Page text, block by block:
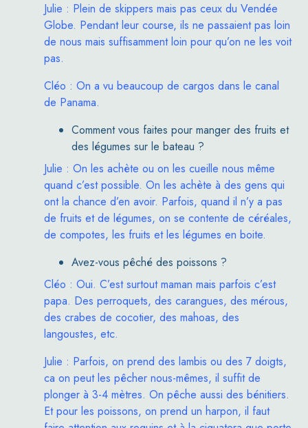
Julie : Plein de skippers mais pas ceux du Vendée
Globe. Pendant leur course, ils ne passaient pas loin
de nous mais suffisamment loin pour qu’on ne les voit
pas.
Cléo : On a vu beaucoup de cargos dans le canal
de Panama.
Comment vous faites pour manger des fruits et
des légumes sur le bateau ?
Julie : On les achète ou on les cueille nous même
quand c’est possible. On les achète à des gens qui
ont la chance d’en avoir. Parfois, quand il n’y a pas
de fruits et de légumes, on se contente de céréales,
de compotes, les fruits et les légumes en boite.
Avez-vous pêché des poissons ?
Cléo : Oui. C’est surtout maman mais parfois c’est
papa. Des perroquets, des carangues, des mérous,
des crabes de cocotier, des mahoas, des
langoustes, etc.
Julie : Parfois, on prend des lambis ou des 7 doigts,
ca on peut les pêcher nous-mêmes, il suffit de
plonger à 3-4 mètres. On pêche aussi des bénitiers.
Et pour les poissons, on prend un harpon, il faut